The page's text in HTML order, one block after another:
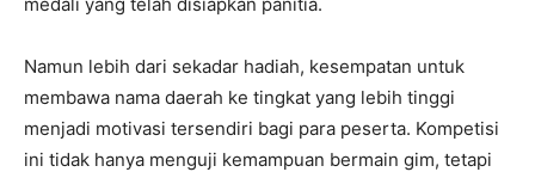
Namun lebih dari sekadar hadiah, kesempatan untuk
membawa nama daerah ke tingkat yang lebih tinggi
menjadi motivasi tersendiri bagi para peserta. Kompetisi
ini tidak hanya menguji kemampuan bermain gim, tetapi